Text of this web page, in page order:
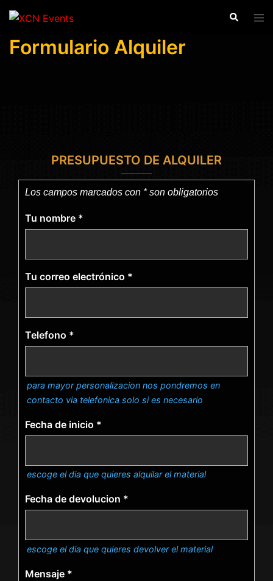
Saltar
contenido
Buscar
Formulario Alquiler
PRESUPUESTO DE ALQUILER
Los campos marcados con * son obligatorios
Tu nombre *
Tu correo electrónico *
Telefono *
para mayor personalizacion nos pondremos en
contacto via telefonica solo si es necesario
Fecha de inicio *
escoge el dia que quieres alquilar el material
Fecha de devolucion *
escoge el dia que quieres devolver el material
Mensaje *